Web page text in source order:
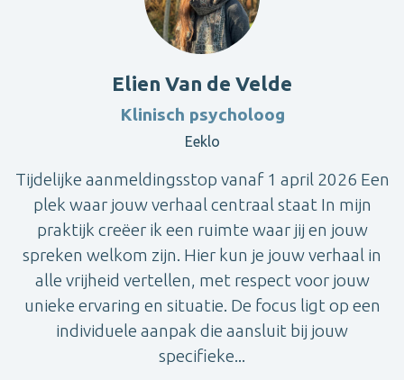
Elien Van de Velde
Klinisch psycholoog
Eeklo
Tijdelijke aanmeldingsstop vanaf 1 april 2026 Een
plek waar jouw verhaal centraal staat In mijn
praktijk creëer ik een ruimte waar jij en jouw
spreken welkom zijn. Hier kun je jouw verhaal in
alle vrijheid vertellen, met respect voor jouw
unieke ervaring en situatie. De focus ligt op een
individuele aanpak die aansluit bij jouw
specifieke...